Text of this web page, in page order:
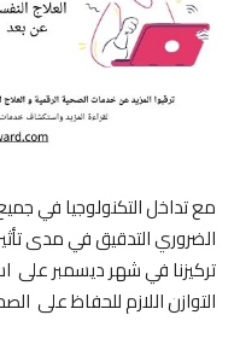
مع تداخل التكنولوجيا في
الضروري التدقيق في مدى
تركيزنا في شهر ديسمبر على
التوازن اللازم للحفاظ على